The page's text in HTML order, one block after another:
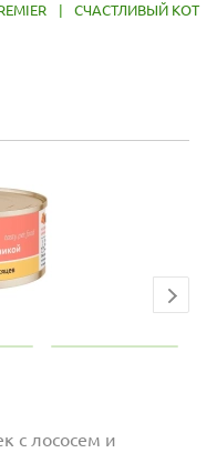
|
СЧАСТЛИВЫЙ КОТ
с лососем и